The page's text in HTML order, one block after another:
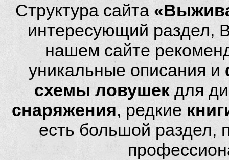
Структура сайта
интересующий раздел,
нашем сайте
уникальные описания и
схемы ловушек для
снаряжения, редкие
есть большой